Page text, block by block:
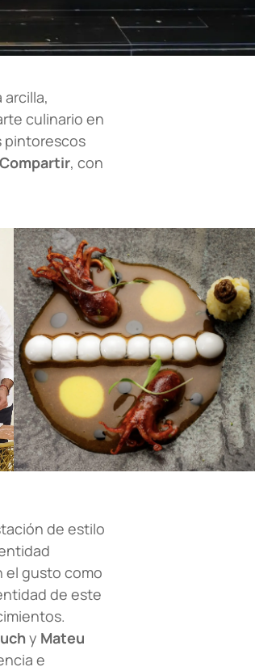
culinario en
pintorescos
Compartir, con
de estilo
el gusto como
de este
y Mateu
e